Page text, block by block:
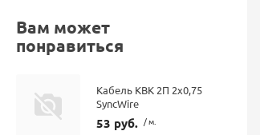
Вам может
понравиться
Кабель КВК 2П 2х0,75
SyncWire
53 руб. / м.